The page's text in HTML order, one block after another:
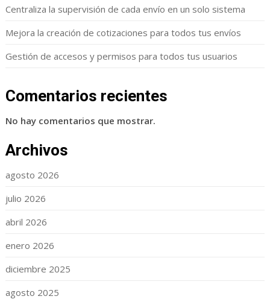
Centraliza la supervisión de cada envío en un solo sistema
Mejora la creación de cotizaciones para todos tus envíos
Gestión de accesos y permisos para todos tus usuarios
Comentarios recientes
No hay comentarios que mostrar.
Archivos
agosto 2026
julio 2026
abril 2026
enero 2026
diciembre 2025
agosto 2025